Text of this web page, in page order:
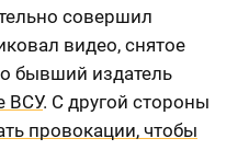
совершил
видео, снятое
бывший издатель
ВСУ. С другой стороны
провокации, чтобы